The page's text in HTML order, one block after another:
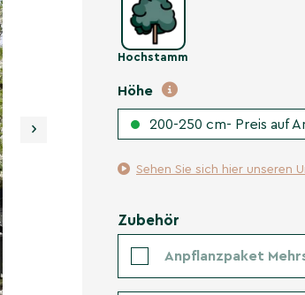
›
Hochstamm
Höhe
200-250 cm- Preis auf
Sehen Sie sich hier unseren
Zubehör
Anpflanzpaket